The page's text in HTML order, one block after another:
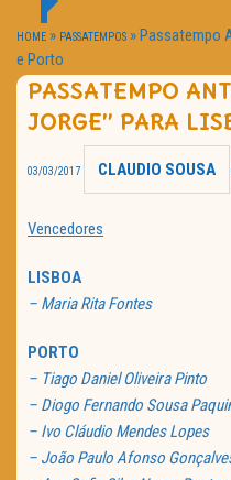
HOME CINEMA
NOTA PESSOAL
TRAILER DO DIA
HOME » PASSATEMPOS »Passatempo
e Porto
PASSATEMPO
JORGE” PARA
03/03/2017 CLAUDIO SOUSA
Vencedores
LISBOA
– Maria Rita Fontes
PORTO
– Tiago Daniel Oliveira Pinto
– Diogo Fernando Sousa
– Ivo Cláudio Mendes Lopes
– João Paulo Afonso